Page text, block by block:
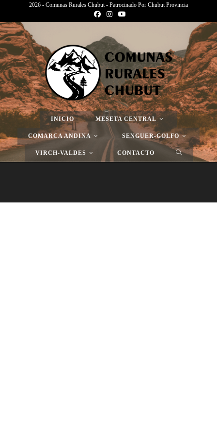
2026 - Comunas Rurales Chubut - Patrocinado Por Chubut Provincia
INICIO MESETA CENTRAL
COMARCA ANDINA SENGUER-GOLFO
VIRCH-VALDES CONTACTO
Página Nueva
> Página Nueva > Página Nueva